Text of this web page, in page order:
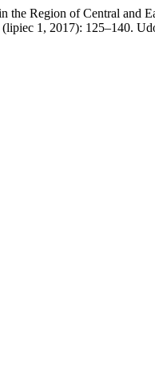
the Region of Central and
1, 2017): 125–140.